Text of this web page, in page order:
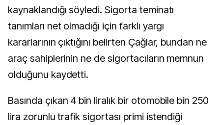
kaynaklandığı söyledi. Sigorta teminatı
tanımları net olmadığı için farklı yargı
kararlarının çıktığını belirten Çağlar, bundan ne
araç sahiplerinin ne de sigortacıların memnun
olduğunu kaydetti.
Basında çıkan 4 bin liralık bir otomobile bin 250
lira zorunlu trafik sigortası primi istendiği